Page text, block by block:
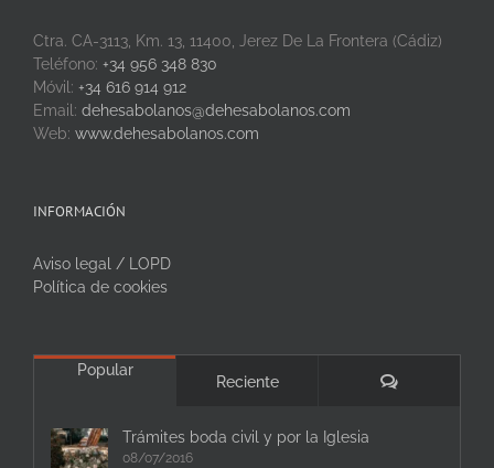
Ctra. CA-3113, Km. 13, 11400, Jerez De La Frontera (Cádiz)
Teléfono: +34 956 348 830
Móvil: +34 616 914 912
Email: dehesabolanos@dehesabolanos.com
Web: www.dehesabolanos.com
INFORMACIÓN
Aviso legal / LOPD
Política de cookies
Popular
Reciente Comentarios
Trámites boda civil y por la Iglesia
08/07/2016